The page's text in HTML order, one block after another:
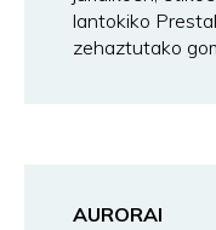
lantokiko
zehaztutako
AURORAI